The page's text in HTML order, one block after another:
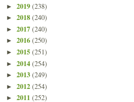
► 2019 (238)
► 2018 (240)
► 2017 (240)
► 2016 (250)
► 2015 (251)
► 2014 (254)
► 2013 (249)
► 2012 (254)
► 2011 (252)